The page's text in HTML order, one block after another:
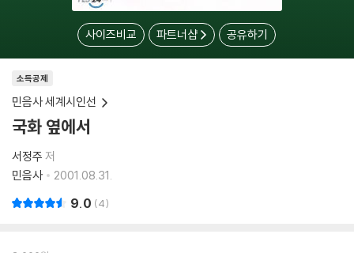
사이즈비교 파트너샵 공유하기
소득공제
민음사 세계시인선
국화 옆에서
서정주 저
민음사
2001.08.31.
9.0 4